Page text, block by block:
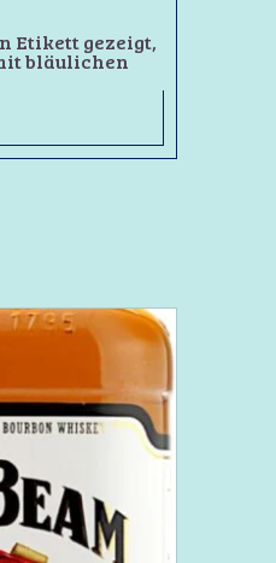
Etikett gezeigt,
bläulichen